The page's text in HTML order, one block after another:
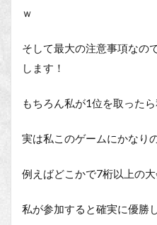
ｗ
そして最大の注意事項なの
します！
もちろん私が1位を取った
実は私このゲームにかなり
例えばどこかで7桁以上の
私が参加すると確実に優勝